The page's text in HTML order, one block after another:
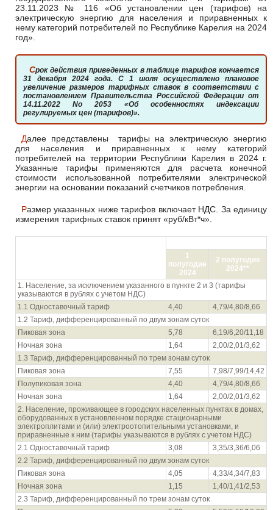
23.11.2023 № 116 «Об установлении цен (тарифов) на
электрическую энергию для населения и приравненных к
нему категорий потребителей по Республике Карелия на 2024
год».
Срок действия приведенных в таблице тарифов кончается
31 декабря 2024 года. С 1 июля осуществлено плановое
увеличение размеров тарифных ставок в соответствии с
постановлением Правительства Российской Федерации от
14.11.2022 No 2053 «Об особенностях индексации
регулируемых цен (тарифов)».
Далее представлены тарифы на электрическую энергию
для населения и приравненных к нему категорий
потребителей на территории Республики Карелия в 2024 г.
Указанные тарифы применяются для расчета конечной
стоимости использованной потребителями электрической
энергии на основании показаний счетчиков потребления.
Размер указанных ниже тарифов включает НДС. За единицу
измерения тарифных ставок принят «руб/кВт*ч».
1
полугодие
2024
2 полугодие
2024**
1. Население, за исключением указанного в пункте 2 и 3 (тарифы
указываются в рублях с учетом НДС)
1.1 Одноставочный тариф
4,40
4,79/4,80/8,66
1.2 Тариф, дифференцированный по двум зонам суток
Пиковая зона
5,78
6,19/6,20/11,18
Ночная зона
1,64
2,00/2,01/3,62
1.3 Тариф, дифференцированный по трем зонам суток
Пиковая зона
7,55
7,98/7,99/14,42
Полупиковая зона
4,40
4,79/4,80/8,66
Ночная зона
1,64
2,00/2,01/3,62
2. Население, проживающее в городских населенных пунктах в домах,
оборудованных в установленном порядке стационарными
электроплитами и (или) электроотопительными установками, и
приравненные к ним (тарифы указываются в рублях с учетом НДС)
2.1 Одноставочный тариф
3,08
3,35/3,36/6,06
2.2 Тариф, дифференцированный по двум зонам суток
Пиковая зона
4,05
4,33/4,34/7,83
Ночная зона
1,15
1,40/1,41/2,53
2.3 Тариф, дифференцированный по трем зонам суток